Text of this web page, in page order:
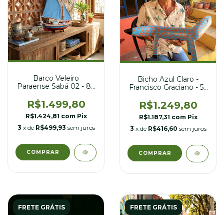
Barco Veleiro
Paraense Sabá 02 - 84
R$1.499,80
R$1.424,81 com Pix
3 x de R$499,93 sem juros
Bicho Azul Claro -
Francisco Graciano - 55
R$1.249,80
R$1.187,31 com Pix
3 x de R$416,60 sem juros
FRETE GRÁTIS FRETE GRÁTIS